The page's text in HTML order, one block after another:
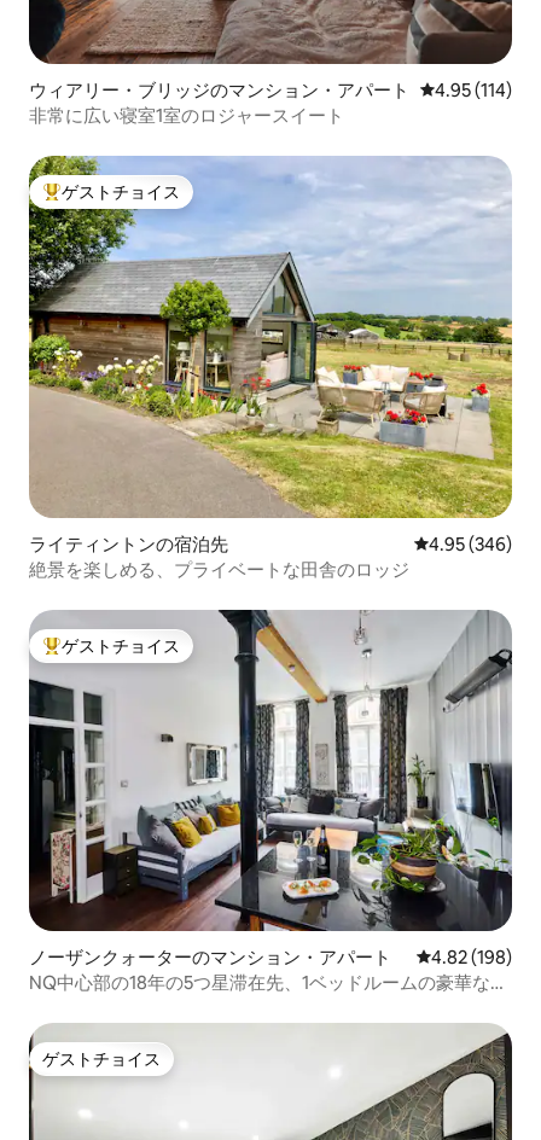
ウィアリー・ブリッジのマンション・アパート レビュー114
4.95 (114)
非常に広い寝室1室のロジャースイート
大好評のゲストチョイスです。
ゲストチョイス
ライティントンの宿泊先 レビュー346
4.95 (346)
絶景を楽しめる、プライベートな田舎のロッジ
大好評のゲストチョイスです。
ゲストチョイス
ノーザンクォーターのマンション・アパート レビュー198
4.82 (198)
NQ中心部の18年の5つ星滞在先、1ベッドルームの豪華なア
ゲストチョイス
ゲストチョイス